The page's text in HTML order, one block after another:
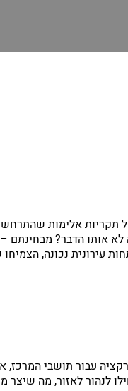
תקריות אלימות
לא אותו הדבר? מבחינתם
נכונה, הצמיחו
עבור תושבי
לנהור לאזור, מה שיצר